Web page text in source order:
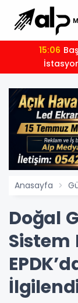
15:06
Anasayfa
Doğal
Sistem